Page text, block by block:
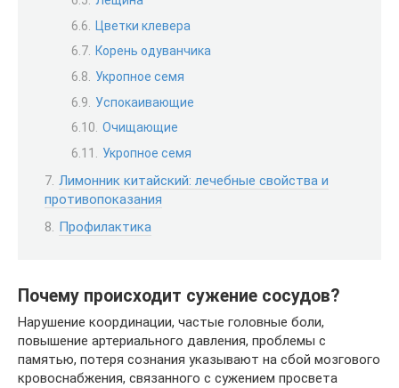
Цветки клевера
Корень одуванчика
Укропное семя
Успокаивающие
Очищающие
Укропное семя
Лимонник китайский: лечебные свойства и
противопоказания
Профилактика
Почему происходит сужение сосудов?
Нарушение координации, частые головные боли,
повышение артериального давления, проблемы с
памятью, потеря сознания указывают на сбой мозгового
кровоснабжения, связанного с сужением просвета